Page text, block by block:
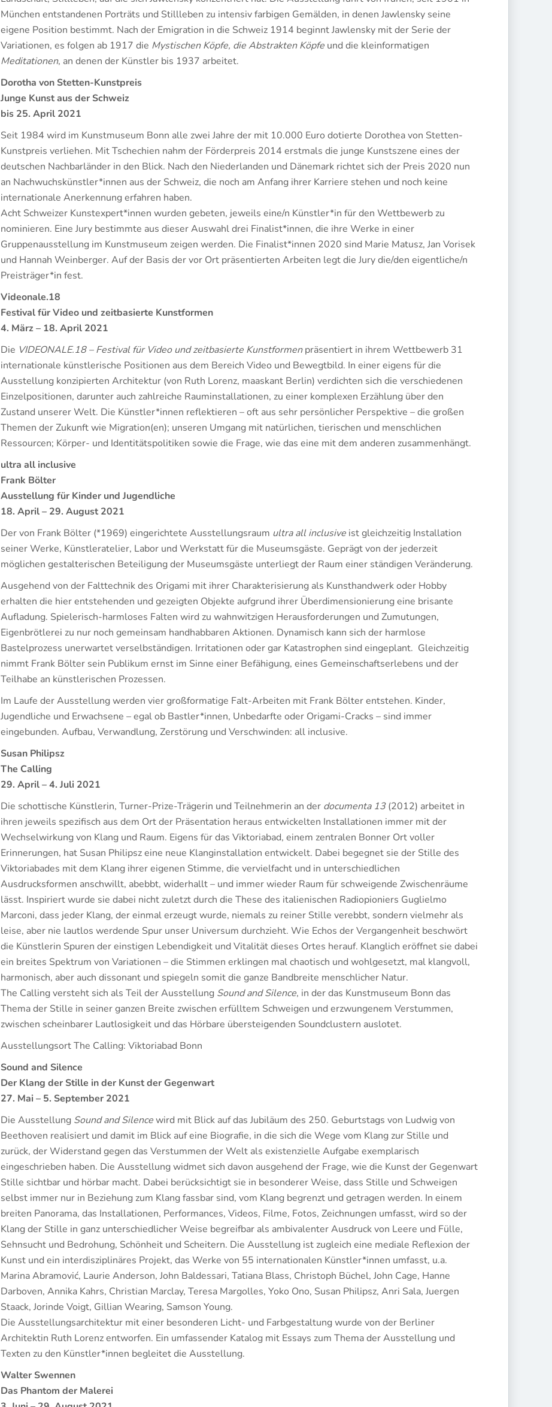
München entstandenen Porträts und Stillleben zu intensiv farbigen Gemälden, in denen Jawlensky seine
eigene Position bestimmt. Nach der Emigration in die Schweiz 1914 beginnt Jawlensky mit der Serie der
Variationen, es folgen ab 1917 die Mystischen Köpfe, die Abstrakten Köpfe und die kleinformatigen
Meditationen, an denen der Künstler bis 1937 arbeitet.
Dorotha von Stetten-Kunstpreis
Junge Kunst aus der Schweiz
bis 25. April 2021
Seit 1984 wird im Kunstmuseum Bonn alle zwei Jahre der mit 10.000 Euro dotierte Dorothea von Stetten-
Kunstpreis verliehen. Mit Tschechien nahm der Förderpreis 2014 erstmals die junge Kunstszene eines der
deutschen Nachbarländer in den Blick. Nach den Niederlanden und Dänemark richtet sich der Preis 2020 nun
an Nachwuchskünstler*innen aus der Schweiz, die noch am Anfang ihrer Karriere stehen und noch keine
internationale Anerkennung erfahren haben.
Acht Schweizer Kunstexpert*innen wurden gebeten, jeweils eine/n Künstler*in für den Wettbewerb zu
nominieren. Eine Jury bestimmte aus dieser Auswahl drei Finalist*innen, die ihre Werke in einer
Gruppenausstellung im Kunstmuseum zeigen werden. Die Finalist*innen 2020 sind Marie Matusz, Jan Vorisek
und Hannah Weinberger. Auf der Basis der vor Ort präsentierten Arbeiten legt die Jury die/den eigentliche/n
Preisträger*in fest.
Videonale.18
Festival für Video und zeitbasierte Kunstformen
4. März – 18. April 2021
Die VIDEONALE.18 – Festival für Video und zeitbasierte Kunstformenpräsentiert in ihrem Wettbewerb 31
internationale künstlerische Positionen aus dem Bereich Video und Bewegtbild. In einer eigens für die
Ausstellung konzipierten Architektur (von Ruth Lorenz, maaskant Berlin) verdichten sich die verschiedenen
Einzelpositionen, darunter auch zahlreiche Rauminstallationen, zu einer komplexen Erzählung über den
Zustand unserer Welt. Die Künstler*innen reflektieren – oft aus sehr persönlicher Perspektive – die großen
Themen der Zukunft wie Migration(en); unseren Umgang mit natürlichen, tierischen und menschlichen
Ressourcen; Körper- und Identitätspolitiken sowie die Frage, wie das eine mit dem anderen zusammenhängt.
ultra all inclusive
Frank Bölter
Ausstellung für Kinder und Jugendliche
18. April – 29. August 2021
Der von Frank Bölter (*1969) eingerichtete Ausstellungsraum ultra all inclusive ist gleichzeitig Installation
seiner Werke, Künstleratelier, Labor und Werkstatt für die Museumsgäste. Geprägt von der jederzeit
möglichen gestalterischen Beteiligung der Museumsgäste unterliegt der Raum einer ständigen Veränderung.
Ausgehend von der Falttechnik des Origami mit ihrer Charakterisierung als Kunsthandwerk oder Hobby
erhalten die hier entstehenden und gezeigten Objekte aufgrund ihrer Überdimensionierung eine brisante
Aufladung. Spielerisch-harmloses Falten wird zu wahnwitzigen Herausforderungen und Zumutungen,
Eigenbrötlerei zu nur noch gemeinsam handhabbaren Aktionen. Dynamisch kann sich der harmlose
Bastelprozess unerwartet verselbständigen. Irritationen oder gar Katastrophen sind eingeplant. Gleichzeitig
nimmt Frank Bölter sein Publikum ernst im Sinne einer Befähigung, eines Gemeinschaftserlebens und der
Teilhabe an künstlerischen Prozessen.
Im Laufe der Ausstellung werden vier großformatige Falt-Arbeiten mit Frank Bölter entstehen. Kinder,
Jugendliche und Erwachsene – egal ob Bastler*innen, Unbedarfte oder Origami-Cracks – sind immer
eingebunden. Aufbau, Verwandlung, Zerstörung und Verschwinden: all inclusive.
Susan Philipsz
The Calling
29. April – 4. Juli 2021
Die schottische Künstlerin, Turner-Prize-Trägerin und Teilnehmerin an der documenta 13(2012) arbeitet in
ihren jeweils spezifisch aus dem Ort der Präsentation heraus entwickelten Installationen immer mit der
Wechselwirkung von Klang und Raum. Eigens für das Viktoriabad, einem zentralen Bonner Ort voller
Erinnerungen, hat Susan Philipsz eine neue Klanginstallation entwickelt. Dabei begegnet sie der Stille des
Viktoriabades mit dem Klang ihrer eigenen Stimme, die vervielfacht und in unterschiedlichen
Ausdrucksformen anschwillt, abebbt, widerhallt – und immer wieder Raum für schweigende Zwischenräume
lässt. Inspiriert wurde sie dabei nicht zuletzt durch die These des italienischen Radiopioniers Guglielmo
Marconi, dass jeder Klang, der einmal erzeugt wurde, niemals zu reiner Stille verebbt, sondern vielmehr als
leise, aber nie lautlos werdende Spur unser Universum durchzieht. Wie Echos der Vergangenheit beschwört
die Künstlerin Spuren der einstigen Lebendigkeit und Vitalität dieses Ortes herauf. Klanglich eröffnet sie dabei
ein breites Spektrum von Variationen – die Stimmen erklingen mal chaotisch und wohlgesetzt, mal klangvoll,
harmonisch, aber auch dissonant und spiegeln somit die ganze Bandbreite menschlicher Natur.
The Calling versteht sich als Teil der Ausstellung Sound and Silence, in der das Kunstmuseum Bonn das
Thema der Stille in seiner ganzen Breite zwischen erfülltem Schweigen und erzwungenem Verstummen,
zwischen scheinbarer Lautlosigkeit und das Hörbare übersteigenden Soundclustern auslotet.
Ausstellungsort The Calling: Viktoriabad Bonn
Sound and Silence
Der Klang der Stille in der Kunst der Gegenwart
27. Mai – 5. September 2021
Die Ausstellung Sound and Silencewird mit Blick auf das Jubiläum des 250. Geburtstags von Ludwig von
Beethoven realisiert und damit im Blick auf eine Biografie, in die sich die Wege vom Klang zur Stille und
zurück, der Widerstand gegen das Verstummen der Welt als existenzielle Aufgabe exemplarisch
eingeschrieben haben. Die Ausstellung widmet sich davon ausgehend der Frage, wie die Kunst der Gegenwart
Stille sichtbar und hörbar macht. Dabei berücksichtigt sie in besonderer Weise, dass Stille und Schweigen
selbst immer nur in Beziehung zum Klang fassbar sind, vom Klang begrenzt und getragen werden. In einem
breiten Panorama, das Installationen, Performances, Videos, Filme, Fotos, Zeichnungen umfasst, wird so der
Klang der Stille in ganz unterschiedlicher Weise begreifbar als ambivalenter Ausdruck von Leere und Fülle,
Sehnsucht und Bedrohung, Schönheit und Scheitern. Die Ausstellung ist zugleich eine mediale Reflexion der
Kunst und ein interdisziplinäres Projekt, das Werke von 55 internationalen Künstler*innen umfasst, u.a.
Marina Abramović, Laurie Anderson, John Baldessari, Tatiana Blass, Christoph Büchel, John Cage, Hanne
Darboven, Annika Kahrs, Christian Marclay, Teresa Margolles, Yoko Ono, Susan Philipsz, Anri Sala, Juergen
Staack, Jorinde Voigt, Gillian Wearing, Samson Young.
Die Ausstellungsarchitektur mit einer besonderen Licht- und Farbgestaltung wurde von der Berliner
Architektin Ruth Lorenz entworfen. Ein umfassender Katalog mit Essays zum Thema der Ausstellung und
Texten zu den Künstler*innen begleitet die Ausstellung.
Walter Swennen
Das Phantom der Malerei